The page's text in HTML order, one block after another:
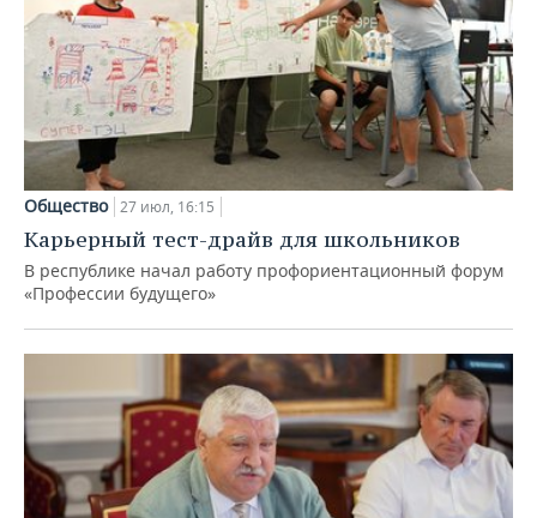
Общество 27 июл, 16:15
Карьерный тест-драйв для школьников
В республике начал работу профориентационный форум
«Профессии будущего»